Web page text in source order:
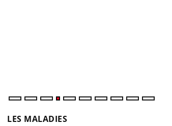
LES MALADIES